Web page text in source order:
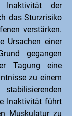
Inaktivität der
das Sturzrisiko
verstärken.
Ursachen einer
gegangen
Tagung eine
zu einem
Inaktivität führt
Muskulatur zu